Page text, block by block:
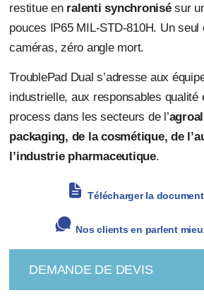
restitue en ralenti synchronisésur
pouces IP65 MIL-STD-810H. Un seul
caméras, zéro angle mort.
TroublePad Dual s’adresse aux
industrielle, aux responsables qualité
process dans les secteurs de l’
packaging, de la cosmétique, de
l’industrie pharmaceutique.
Télécharger la
Nos clients en parlent
DEMANDE DE DEVIS